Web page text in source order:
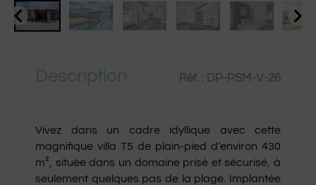
Description Réf. : DP-PSM-V-26
Vivez dans un cadre idyllique avec cette
magnifique villa T5 de plain-pied d’environ 430
m², située dans un domaine prisé et sécurisé, à
seulement quelques pas de la plage. Implantée